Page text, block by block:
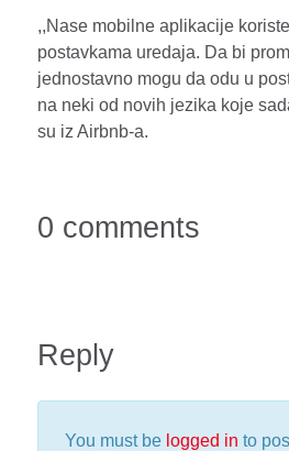
,,Nase mobilne aplikacije
postavkama uredaja. Da bi
jednostavno mogu da odu u
na neki od novih jezika koje
su iz Airbnb-a.
0 comments
Reply
You must be logged in to